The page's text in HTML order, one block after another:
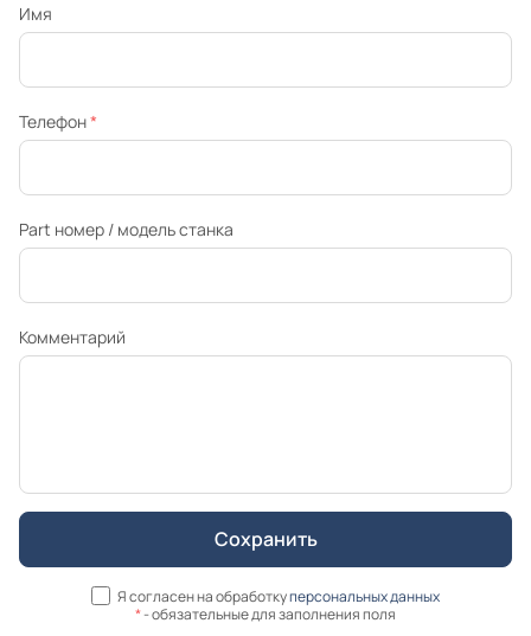
Имя
Телефон*
Part номер / модель станка
Комментарий
Я согласен на обработкуперсональных данных
*- обязательные для заполнения поля